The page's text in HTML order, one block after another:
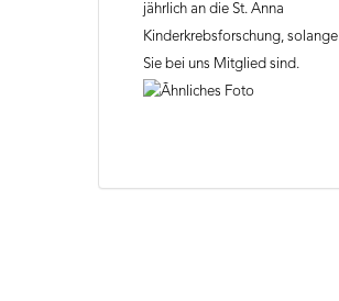
jährlich an die St. Anna
Kinderkrebsforschung, solange
Sie bei uns Mitglied sind.